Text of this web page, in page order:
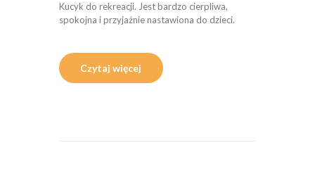
Kucyk do rekreacji. Jest bardzo cierpliwa,
spokojna i przyjaźnie nastawiona do dzieci.
Czytaj więcej